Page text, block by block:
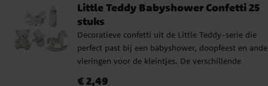
manier om de gedekte tafel mooi aan te kleden en
past net zo goed op de cadeautafel als op de gedekte
tafel. ✔️ Afmetingen: 2,5 meter lang en 28 cm breed
Materiaal: polyester ✔️ Geschikt voor babyshowers,
doopfeesten en andere vieringen
Little Teddy Babyshower Confetti 25
stuks
Decoratieve confetti uit de Little Teddy-serie die
perfect past bij een babyshower, doopfeest en
vieringen voor de kleintjes. De verschillende
Prijs :€ 2,49
€ 2,49